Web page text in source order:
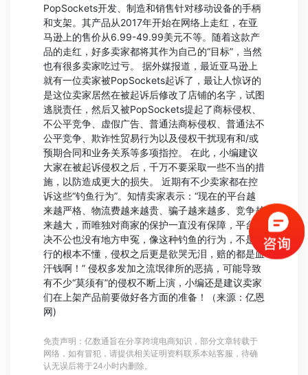
PopSockets开发、制造和销售针对移动设备的手柄
和支架。其产品从2017年开始在网络上走红，在亚
马逊上的售价从6.99-49.99美元不等。随着这款产
品的走红，好多卖家都将其作为自己的“目标”，当然
也有很多卖家吃过亏。 据外媒报道，最近亚马逊上
就有一位卖家被PopSockets起诉了，最让人惊讶的
是这位卖家居然在被起诉后修改了店铺的名字，试图
逃脱责任，然后又被PopSockets提起了商标侵权、
不公平竞争、虚假广告、普通法商标侵权、普通法不
公平竞争、欺诈性贸易行为以及侵权干扰现有和/或
预期合同和业务关系等多项指控。 在此，小编建议
大家在被起诉侵权之后，千万不要采取一些不当的措
施，以防造成更大的损失。 近期有不少卖家都在控
诉这些“钓鱼行为”。知情卖家表示：“现在的平台越
来越严格、物流费越来越贵、骗子越来越多、竞争越
来越大，而唯独对商家的保护一直没有保障，平台判
决不公也没有地方申冤，像这种钓鱼的行为，不是这
行的根本不懂，侵权之后更是欲哭无泪，赔的都是血
汗钱啊！” 侵权多发加之流氓律所的恶搞，可能导致
有不少“莫须有”的侵权不断上演，小编还是建议卖家
们在上架产品前要做好各方面的准备！（来源：亿恩
网)
免责声明：亿数通旨在分享跨境电商知识，部分文章转载于
网络，如有冒犯，请提供相关证明资料联系本站客服，待确
认无误后将于24小时内删除。